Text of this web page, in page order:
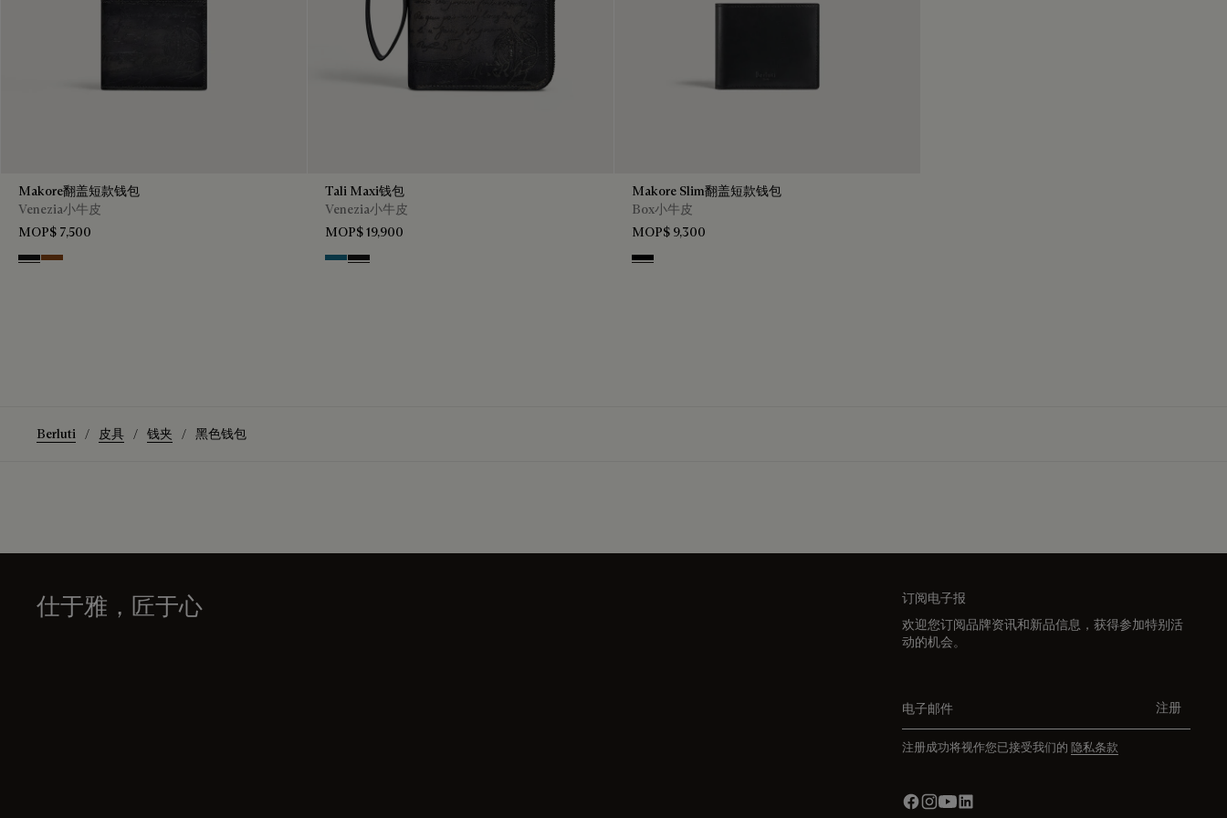
Makore翻盖短款钱包
Venezia小牛皮
MOP$ 7,500
Nero Grigio
Cacao Intenso
Tali Maxi钱包
Venezia小牛皮
MOP$ 19,900
GasolineNero Grigio
Makore Slim翻盖短款钱包
Box小牛皮
MOP$ 9,300
Black
Berluti 皮具 钱夹 黑色钱包
仕于雅，匠于心
订阅电子报
欢迎您订阅品牌资讯和新品信息，获得参加特别活
动的机会。
注册
注册成功将视作您已接受我们的 隐私条款